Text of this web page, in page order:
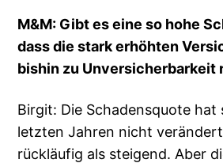
M&M: Gibt es eine so hohe
dass die stark erhöhten
bishin zu
Birgit: Die Schadensquote hat
letzten Jahren nicht
rückläufig als steigend. Aber